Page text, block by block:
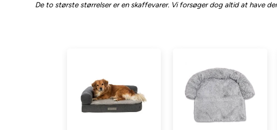
De to største størrelser er en skaffevarer. Vi forsøger dog altid at have